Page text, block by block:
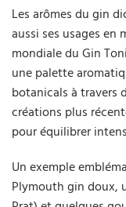
Les arômes du gin
aussi ses usages en
mondiale du Gin
une palette
botanicals à travers
créations plus
pour équilibrer
Un exemple
Plymouth gin doux,